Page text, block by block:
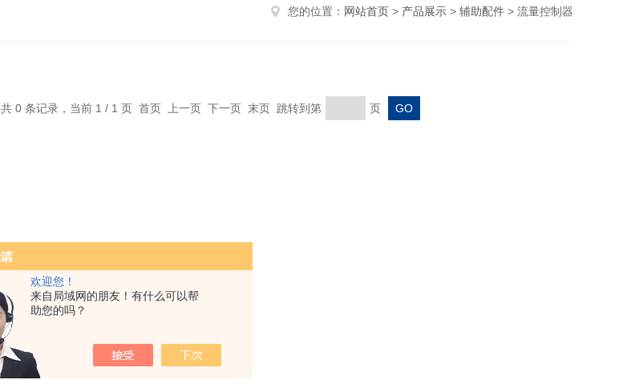
欢迎您！
来自局域网的朋友！有什么可以帮
助您的吗？
您的位置： 网站首页 > 产品展示 > 辅助配件 > 流量控制器
共 0 条记录，当前 1 / 1 页 首页 上一页 下一页 末页 跳转到第 页